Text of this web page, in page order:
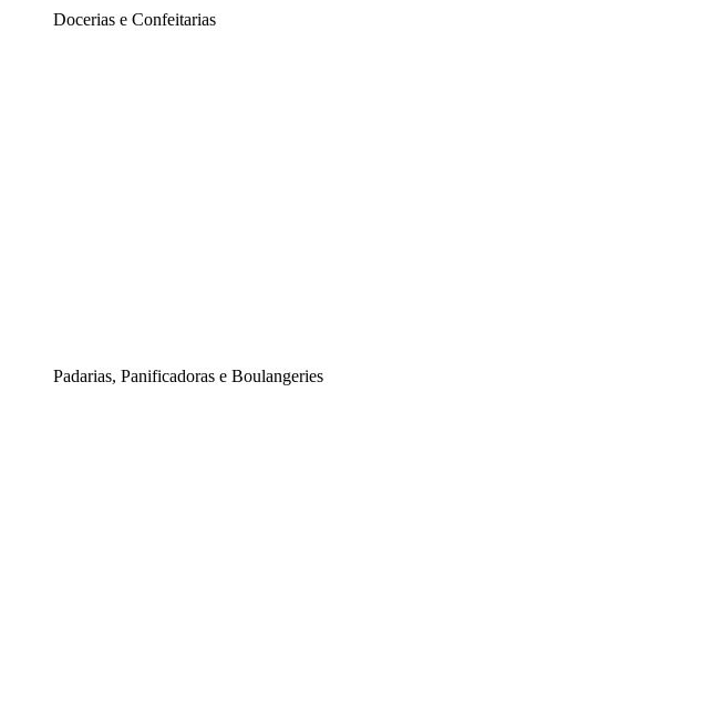
Docerias e Confeitarias
Padarias, Panificadoras e Boulangeries